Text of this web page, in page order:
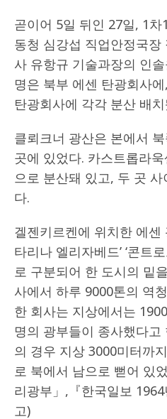
곧이어 5일 뒤인 27일, 1
동청 심강섭 직업안정국
사 유항규 기술과장의 인
명은 북부 에센 탄광회사
탄광회사에 각각 분산 배
클뢰크너 광산은 본에서
곳에 있었다. 카스트롭라
으로 분산돼 있고, 두 곳
다.
겔젠키르켄에 위치한 에센
타리나 엘리자베드’ ‘콘트
로 구분되어 한 도시의 밑
사에서 하루 9000톤의 역
한 회사는 지상에서는
명의 광부들이 종사했다고
의 경우 지상 3000미터까
로 북에서 남으로 뻗어 있
리광부」,『한국일보
고)